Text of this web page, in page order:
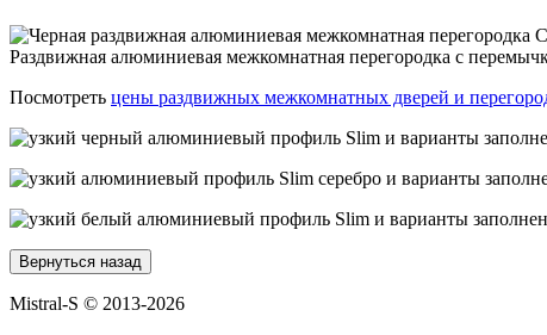
Раздвижная алюминиевая межкомнатная перегородка с
Посмотреть цены раздвижных межкомнатных дверей и
Mistral-S © 2013-2026